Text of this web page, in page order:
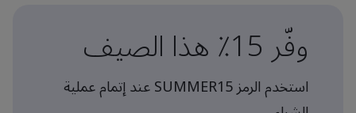
وفّر 15٪ هذا الصيف
استخدم الرمز SUMMER15 عند إتمام عملية